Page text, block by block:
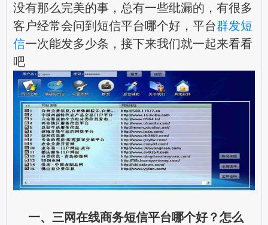
没有那么完美的事，总有一些纰漏的，有很多
客户经常会问到短信平台哪个好，平台群发短
信一次能发多少条，接下来我们就一起来看看
吧
一、三网在线商务短信平台哪个好？怎么